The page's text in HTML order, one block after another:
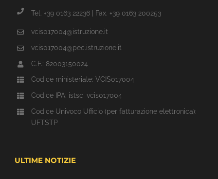
Tel. +39 0163 22236 | Fax. +39 0163 200253
vcis017004@istruzione.it
vcis017004@pec.istruzione.it
C.F.: 82003150024
Codice ministeriale: VCIS017004
Codice IPA: istsc_vcis017004
Codice Univoco Ufficio (per fatturazione elettronica):
UFTSTP
ULTIME NOTIZIE